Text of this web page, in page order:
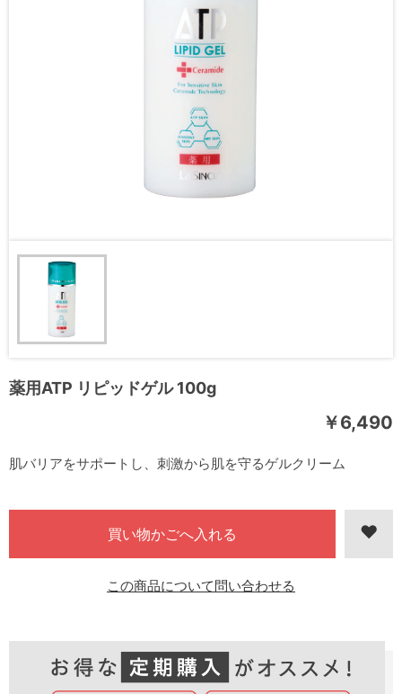
薬用ATP リピッドゲル 100g
￥6,490
この商品について問い合わせる
肌バリアをサポートし、刺激から肌を守るゲルクリーム